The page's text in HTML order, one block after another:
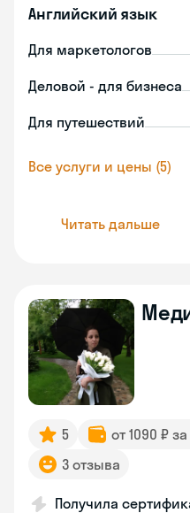
Английский язык
Для маркетологов
Деловой - для бизнеса
Для путешествий
Все услуги и цены (5)
Читать дальше
5 от 1090 ₽
3 отзыва
Получила